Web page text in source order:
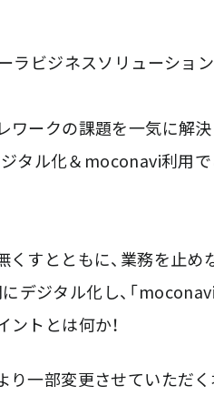
ーラビジネスソリューシ
ークの課題を一気に解決
タル化＆moconavi利用
すとともに、業務を止め
デジタル化し、「
トとは何か！
一部変更させていただく